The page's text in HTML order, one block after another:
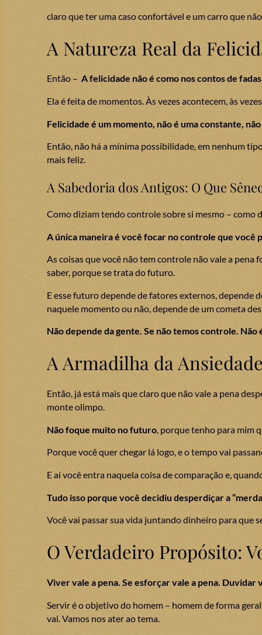
claro que ter uma caso confortável e um carro que
A Natureza Real da
Então –A felicidade não é como nos contos de
Ela é feita de momentos. Às vezes acontecem, às
Felicidade é um momento, não é uma constante,
Então, não há a mínima possibilidade, em nenhum
mais feliz.
A Sabedoria dos Antigos: O Que
Como diziam tendo controle sobre si mesmo – como
A única maneira é você focar no controle que você
As coisas que você não tem controle não vale a pena
saber, porque se trata do futuro.
E esse futuro depende de fatores externos, depende
naquele momento ou não, depende de um cometa
Não depende da gente. Se não temos controle. Não
A Armadilha da
Então, já está mais que claro que não vale a pena
monte olimpo.
Não foque muito no futuro, porque tenho para mim
Porque você quer chegar lá logo, e o tempo vai
E aí você entra naquela coisa de comparação e,
Tudo isso porque você decidiu desperdiçar a
Você vai passar sua vida juntando dinheiro para que
O Verdadeiro Propósito:
Viver vale a pena. Se esforçar vale a pena. Duvidar
Servir é o objetivo do homem – homem de forma
vai. Vamos nos ater ao tema.